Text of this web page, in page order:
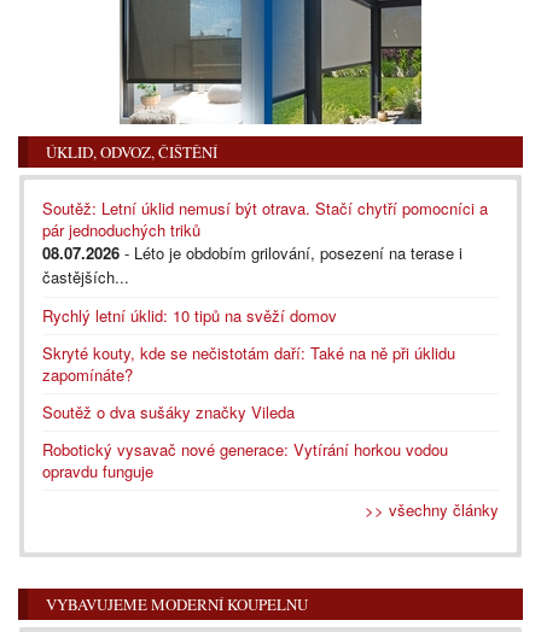
ÚKLID, ODVOZ, ČIŠTĚNÍ
Soutěž: Letní úklid nemusí být otrava. Stačí chytří pomocníci a
pár jednoduchých triků
08.07.2026 - Léto je obdobím grilování, posezení na terase i
častějších...
Rychlý letní úklid: 10 tipů na svěží domov
Skryté kouty, kde se nečistotám daří: Také na ně při úklidu
zapomínáte?
Soutěž o dva sušáky značky Vileda
Robotický vysavač nové generace: Vytírání horkou vodou
opravdu funguje
>> všechny články
VYBAVUJEME MODERNÍ KOUPELNU